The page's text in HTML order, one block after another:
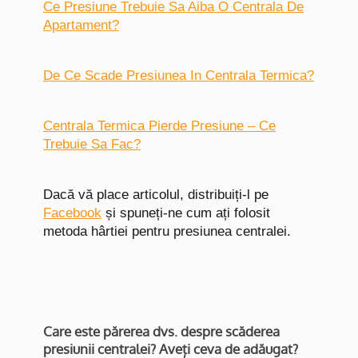
Ce Presiune Trebuie Sa Aiba O Centrala De
Apartament?
De Ce Scade Presiunea In Centrala Termica?
Centrala Termica Pierde Presiune – Ce
Trebuie Sa Fac?
Dacă vă place articolul, distribuiți-l pe
Facebook și spuneți-ne cum ați folosit
metoda hârtiei pentru presiunea centralei.
Care este părerea dvs. despre scăderea
presiunii centralei? Aveți ceva de adăugat?